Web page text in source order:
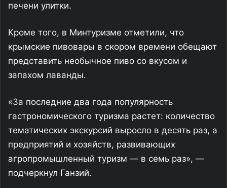
печени улитки.
Кроме того, в Минтуризме отметили, что
крымские пивовары в скором времени обещают
представить необычное пиво со вкусом и
запахом лаванды.
«За последние два года популярность
гастрономического туризма растет: количество
тематических экскурсий выросло в десять раз, а
предприятий и хозяйств, развивающих
агропромышленный туризм — в семь раз», —
подчеркнул Ганзий.